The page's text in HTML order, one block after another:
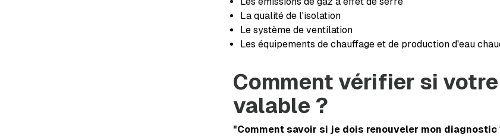
La qualité de l'isolation
Le système de ventilation
Les équipements de chauffage et de production d'eau
Comment vérifier si
valable ?
"Comment savoir si je dois renouveler mon diagnostic